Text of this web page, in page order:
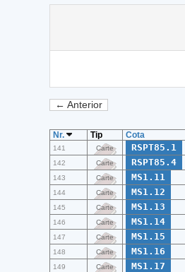
← Anterior
Nr. Tip Cota
141 Carte RSPT85.1
142 Carte RSPT85.4
143 Carte MS1.11
144 Carte MS1.12
145 Carte MS1.13
146 Carte MS1.14
147 Carte MS1.15
148 Carte MS1.16
149 Carte MS1.17